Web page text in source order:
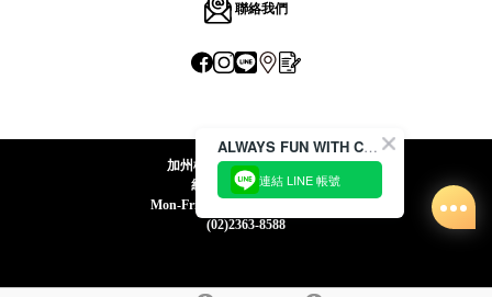
聯絡我們
加州椰子國際股份有限公司
統一編號:24492069
Mon-Fri 09:00-12:30 / 13:30-18:00
(02)2363-8588
ALWAYS FUN WITH CACO !
連結 LINE 帳號